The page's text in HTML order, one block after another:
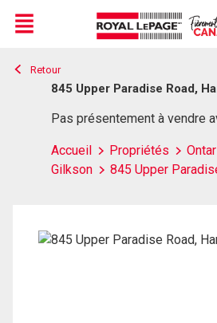
Live
En Direct
Menu
Retour
845 Upper Paradise Road,
Pas présentement à vendre
Accueil Propriétés
Gilkson
845 Upper